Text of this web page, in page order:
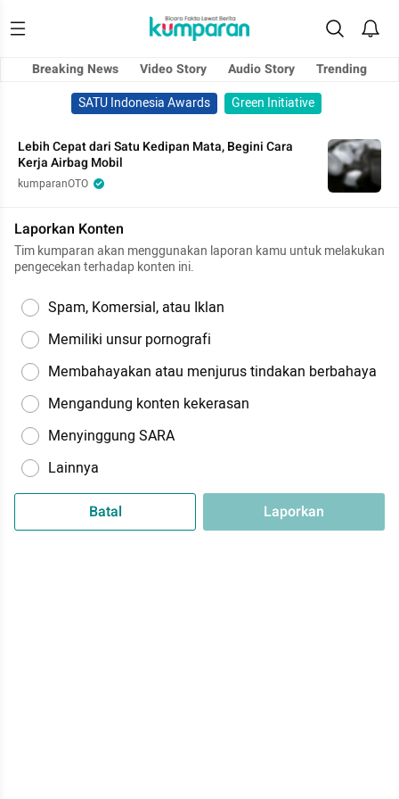
Breaking News Video Story Audio Story
Trending
SATU Indonesia Awards
Green Initiative
Lebih Cepat dari Satu Kedipan Mata, Begini Cara
Kerja Airbag Mobil
kumparanOTO
Laporkan Konten
Tim kumparan akan menggunakan laporan kamu untuk melakukan
pengecekan terhadap konten ini.
Spam, Komersial, atau Iklan
Memiliki unsur pornografi
Membahayakan atau menjurus tindakan berbahaya
Mengandung konten kekerasan
Menyinggung SARA
Lainnya
Batal Laporkan